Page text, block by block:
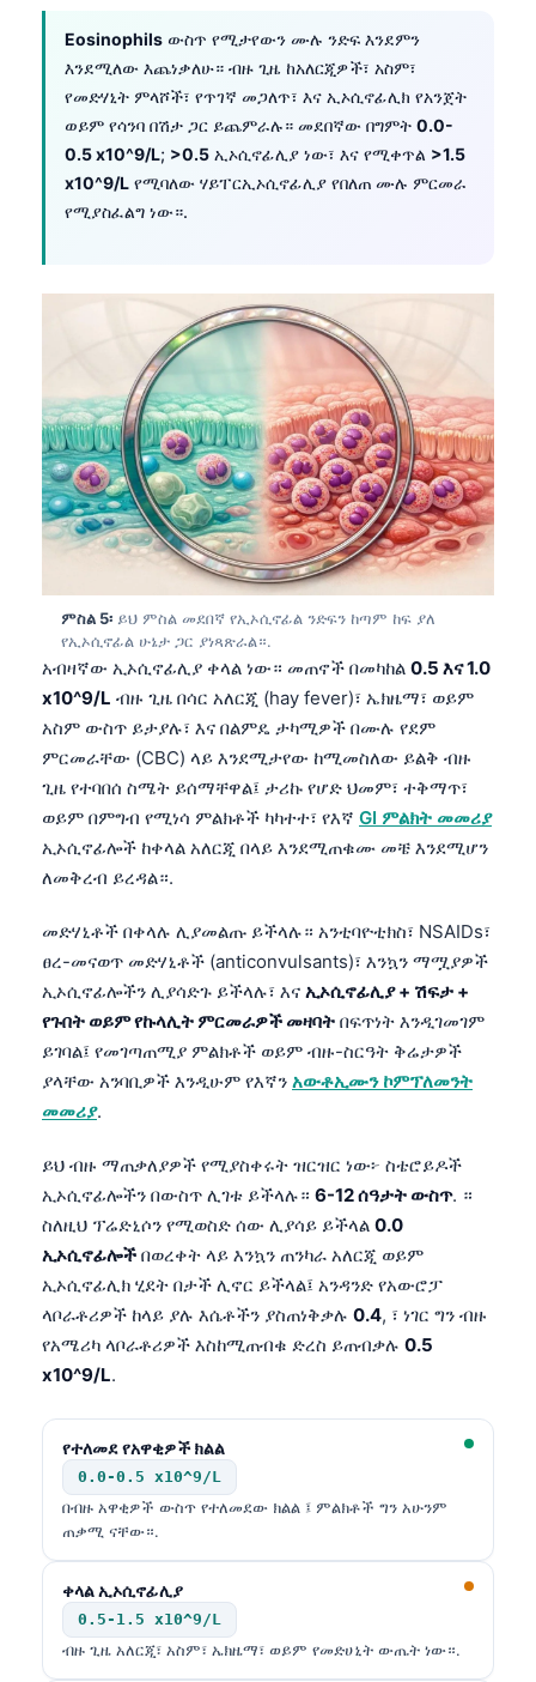
Eosinophils ውስጥ የሚታየውን ሙሉ ንድፍ እንደምን
እንደሚለው እጨነቃለሁ። ብዙ ጊዜ ከአለርጂዎች፣ አስም፣
የመድሃኒት ምላሾች፣ የጥገኛ መጋለጥ፣ እና ኢኦሲኖፊሊክ የአንጀት
ወይም የሳንባ በሽታ ጋር ይጨምራሉ። መደበኛው በግምት 0.0-
0.5 x10^9/L; >0.5 ኢኦሲኖፊሊያ ነው፣ እና የሚቀጥል >1.5
x10^9/L የሚባለው ሃይፐርኢኦሲኖፊሊያ የበለጠ ሙሉ ምርመራ
የሚያስፈልግ ነው።.
ምስል 5፡ ይህ ምስል መደበኛ የኢኦሲኖፊል ንድፍን ከጣም ከፍ ያለ
የኢኦሲኖፊል ሁኔታ ጋር ያነጻጽራል።.
አብዛኛው ኢኦሲኖፊሊያ ቀላል ነው። መጠኖች በመካከል 0.5 እና 1.0
x10^9/L ብዙ ጊዜ በሳር አለርጂ (hay fever)፣ ኤክዜማ፣ ወይም
አስም ውስጥ ይታያሉ፣ እና በልምዴ ታካሚዎች በሙሉ የደም
ምርመራቸው (CBC) ላይ እንደሚታየው ከሚመስለው ይልቅ ብዙ
ጊዜ የተባበሰ ስሜት ይሰማቸዋል፤ ታሪኩ የሆድ ህመም፣ ተቅማጥ፣
ወይም በምግብ የሚነሳ ምልክቶች ካካተተ፣ የእኛ GI ምልክት መመሪያ
ኢኦሲኖፊሎች ከቀላል አለርጂ በላይ እንደሚጠቁሙ መቼ እንደሚሆን
ለመቅረብ ይረዳል።.
መድሃኒቶች በቀላሉ ሊያመልጡ ይችላሉ። አንቲባዮቲክስ፣ NSAIDs፣
ፀረ-መናወጥ መድሃኒቶች (anticonvulsants)፣ እንኳን ማሟያዎች
ኢኦሲኖፊሎችን ሊያሳድጉ ይችላሉ፣ እና ኢኦሲኖፊሊያ + ሽፍታ +
የጉበት ወይም የኩላሊት ምርመራዎች መዛባት በፍጥነት እንዲገመገም
ይገባል፤ የመገጣጠሚያ ምልክቶች ወይም ብዙ-ስርዓት ቅሬታዎች
ያላቸው አንባቢዎች እንዲሁም የእኛን አውቶኢሙን ኮምፕለመንት
መመሪያ.
ይህ ብዙ ማጠቃለያዎች የሚያስቀሩት ዝርዝር ነው፦ ስቴሮይዶች
ኢኦሲኖፊሎችን በውስጥ ሊገቱ ይችላሉ። 6-12 ሰዓታት ውስጥ. ።
ስለዚህ ፕሬድኒሶን የሚወስድ ሰው ሊያሳይ ይችላል 0.0
ኢኦሲኖፊሎች በወረቀት ላይ እንኳን ጠንካራ አለርጂ ወይም
ኢኦሲኖፊሊክ ሂደት በታች ሊኖር ይችላል፤ አንዳንድ የአውሮፓ
ላቦራቶሪዎች ከላይ ያሉ እሴቶችን ያስጠነቅቃሉ 0.4, ፣ ነገር ግን ብዙ
የአሜሪካ ላቦራቶሪዎች እስከሚጠብቁ ድረስ ይጠብቃሉ 0.5
x10^9/L.
የተለመደ የአዋቂዎች ክልል
0.0-0.5 x10^9/L
በብዙ አዋቂዎች ውስጥ የተለመደው ክልል ፤ ምልክቶች ግን አሁንም
ጠቃሚ ናቸው።.
ቀላል ኢኦሲኖፊሊያ
0.5-1.5 x10^9/L
ብዙ ጊዜ አለርጂ፣ አስም፣ ኤክዜማ፣ ወይም የመድሀኒት ውጤት ነው።.